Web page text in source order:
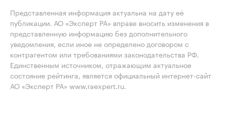
Представленная информация актуальна на дату её
публикации. АО «Эксперт РА» вправе вносить изменения в
представленную информацию без дополнительного
уведомления, если иное не определено договором с
контрагентом или требованиями законодательства РФ.
Единственным источником, отражающим актуальное
состояние рейтинга, является официальный интернет-сайт
АО «Эксперт РА» www.raexpert.ru.